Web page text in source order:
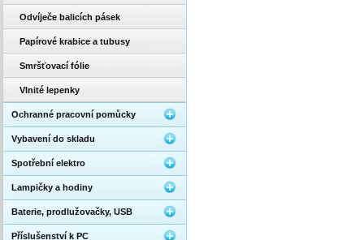
Odvíječe balicích pásek
Papírové krabice a tubusy
Smršťovací fólie
Vlnité lepenky
Ochranné pracovní pomůcky
Vybavení do skladu
Spotřební elektro
Lampičky a hodiny
Baterie, prodlužovačky, USB
Příslušenství k PC